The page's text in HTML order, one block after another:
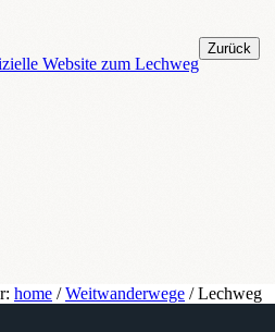
Website zum Lechweg
Zurück
home /Weitwanderwege /Lechweg